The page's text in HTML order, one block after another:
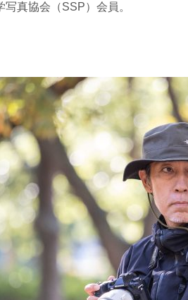
写真協会（SSP）会員。